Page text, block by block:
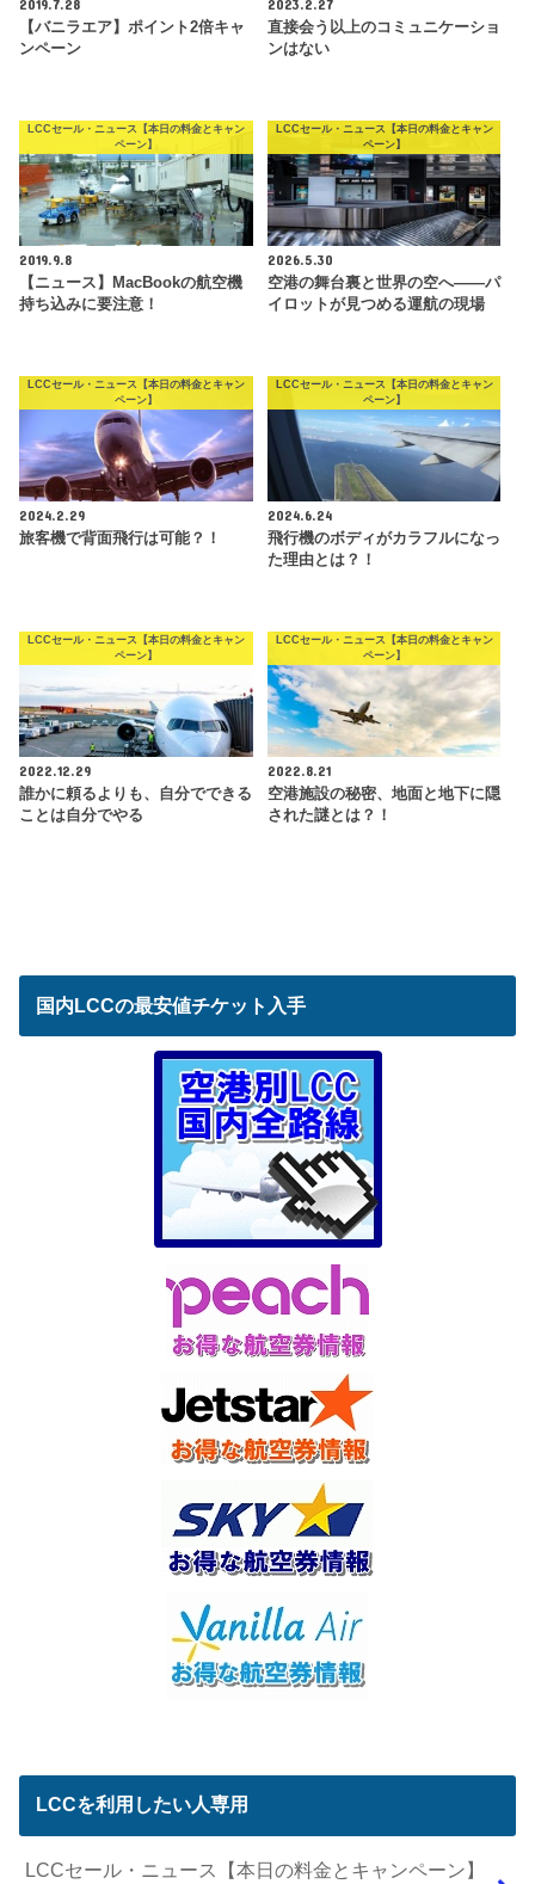
【バニラエア】ポイント2倍キャ
ンペーン
直接会う以上のコミュニケーショ
ンはない
LCCセール・ニュース【本日の料金とキャン
ペーン】
2019.9.8
【ニュース】MacBookの航空機
持ち込みに要注意！
LCCセール・ニュース【本日の料金とキャン
ペーン】
2026.5.30
空港の舞台裏と世界の空へ――パ
イロットが見つめる運航の現場
LCCセール・ニュース【本日の料金とキャン
ペーン】
2024.2.29
旅客機で背面飛行は可能？！
LCCセール・ニュース【本日の料金とキャン
ペーン】
2024.6.24
飛行機のボディがカラフルになっ
た理由とは？！
LCCセール・ニュース【本日の料金とキャン
ペーン】
2022.12.29
誰かに頼るよりも、自分でできる
ことは自分でやる
LCCセール・ニュース【本日の料金とキャン
ペーン】
2022.8.21
空港施設の秘密、地面と地下に隠
された謎とは？！
国内LCCの最安値チケット入手
LCCを利用したい人専用
LCCセール・ニュース【本日の料金とキャンペーン】